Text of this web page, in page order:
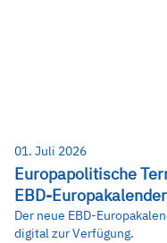
01. Juli 2026
Europapolitische
EBD-
Der neue EBD-
digital zur Verfügung.